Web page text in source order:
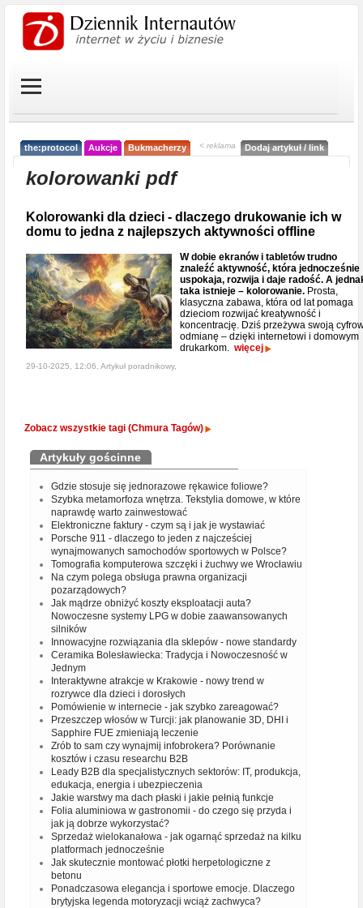
the:protocol Aukcje Bukmacherzy < reklama Dodaj artykuł / link
kolorowanki pdf
Kolorowanki dla dzieci - dlaczego drukowanie ich w
domu to jedna z najlepszych aktywności offline
W dobie ekranów i tabletów trudno
znaleźć aktywność, która jednocześnie
uspokaja, rozwija i daje radość. A
taka istnieje – kolorowanie. Prosta,
klasyczna zabawa, która od lat pomaga
dzieciom rozwijać kreatywność i
koncentrację. Dziś przeżywa swoją
odmianę – dzięki internetowi i domowym
drukarkom. więcej
29-10-2025, 12:06, Artykuł poradnikowy,
Zobacz wszystkie tagi (Chmura Tagów)
Artykuły gościnne
Gdzie stosuje się jednorazowe rękawice foliowe?
Szybka metamorfoza wnętrza. Tekstylia domowe, w które
naprawdę warto zainwestować
Elektroniczne faktury - czym są i jak je wystawiać
Porsche 911 - dlaczego to jeden z najcześciej
wynajmowanych samochodów sportowych w Polsce?
Tomografia komputerowa szczęki i żuchwy we Wrocławiu
Na czym polega obsługa prawna organizacji
pozarządowych?
Jak mądrze obniżyć koszty eksploatacji auta?
Nowoczesne systemy LPG w dobie zaawansowanych
silników
Innowacyjne rozwiązania dla sklepów - nowe standardy
Ceramika Bolesławiecka: Tradycja i Nowoczesność w
Jednym
Interaktywne atrakcje w Krakowie - nowy trend w
rozrywce dla dzieci i dorosłych
Pomówienie w internecie - jak szybko zareagować?
Przeszczep włosów w Turcji: jak planowanie 3D, DHI i
Sapphire FUE zmieniają leczenie
Zrób to sam czy wynajmij infobrokera? Porównanie
kosztów i czasu researchu B2B
Leady B2B dla specjalistycznych sektorów: IT, produkcja,
edukacja, energia i ubezpieczenia
Jakie warstwy ma dach płaski i jakie pełnią funkcje
Folia aluminiowa w gastronomii - do czego się przyda i
jak ją dobrze wykorzystać?
Sprzedaż wielokanałowa - jak ogarnąć sprzedaż na kilku
platformach jednocześnie
Jak skutecznie montować płotki herpetologiczne z
betonu
Ponadczasowa elegancja i sportowe emocje. Dlaczego
brytyjska legenda motoryzacji wciąż zachwyca?